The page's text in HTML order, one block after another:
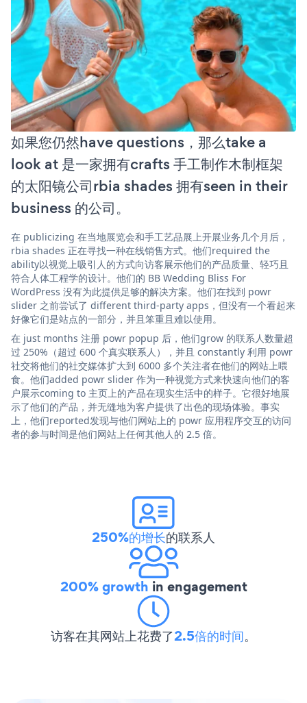
如果您仍然have questions，那么take a
look at 是一家拥有crafts 手工制作木制框架
的太阳镜公司rbia shades 拥有seen in their
business 的公司。
在 publicizing 在当地展览会和手工艺品展上开展业务几个月后，
rbia shades 正在寻找一种在线销售方式。他们required the
ability以视觉上吸引人的方式向访客展示他们的产品质量、轻巧且
符合人体工程学的设计。他们的 BB Wedding Bliss For
WordPress 没有为此提供足够的解决方案。他们在找到 powr
slider 之前尝试了 different third-party apps，但没有一个看起来
好像它们是站点的一部分，并且笨重且难以使用。
在 just months 注册 powr popup 后，他们grow 的联系人数量超
过 250%（超过 600 个真实联系人），并且 constantly 利用 powr
社交将他们的社交媒体扩大到 6000 多个关注者在他们的网站上喂
食。他们added powr slider 作为一种视觉方式来快速向他们的客
户展示coming to 主页上的产品在现实生活中的样子。它很好地展
示了他们的产品，并无缝地为客户提供了出色的现场体验。事实
上，他们reported发现与他们网站上的 powr 应用程序交互的访问
者的参与时间是他们网站上任何其他人的 2.5 倍。
250%的增长的联系人
200% growth in engagement
访客在其网站上花费了2.5倍的时间。